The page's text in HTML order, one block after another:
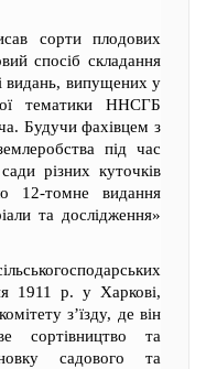
сорти плодових
спосіб складання
видань, випущених у
тематики ННСГБ
Будучи фахівцем з
під час
різних куточків
12-томне видання
та дослідження»
1911 р. у Харкові,
з’їзду, де він
сортівництво та
садового та